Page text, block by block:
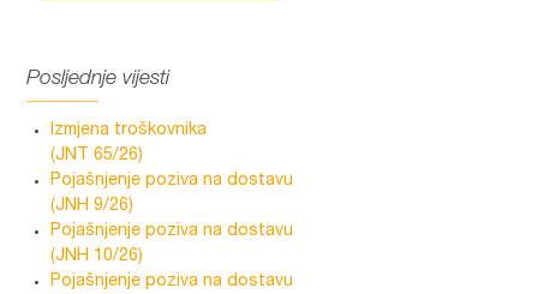
Posljednje vijesti
Izmjena troškovnika
(JNT 65/26)
Pojašnjenje poziva na dostavu
(JNH 9/26)
Pojašnjenje poziva na dostavu
(JNH 10/26)
Pojašnjenje poziva na dostavu